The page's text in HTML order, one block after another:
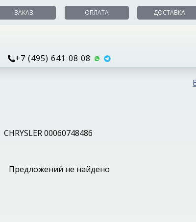
ЗАКАЗ ОПЛАТА ДОСТАВКА
+7 (495) 641 08 08
CHRYSLER 00060748486
Предложений не найдено